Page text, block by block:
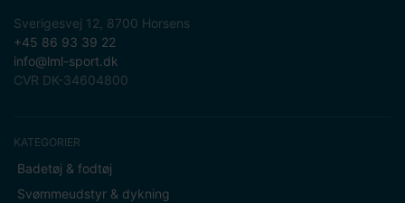
Sverigesvej 12, 8700 Horsens
+45 86 93 39 22
info@lml-sport.dk
CVR DK-34604800
KATEGORIER
Badetøj & fodtøj
Svømmeudstyr & dykning